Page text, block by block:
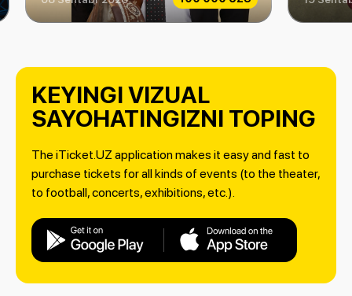
KEYINGI VIZUAL
SAYOHATINGIZNI TOPING
The iTicket.UZ application makes it easy and fast to
purchase tickets for all kinds of events (to the theater,
to football, concerts, exhibitions, etc.).